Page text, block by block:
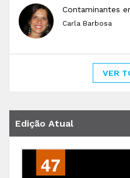
Contaminantes
Carla Barbosa
VER
Edição Atual